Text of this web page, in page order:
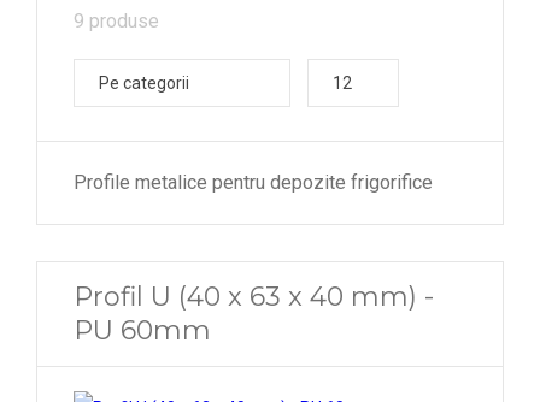
9 produse
Pe categorii 12
Profile metalice pentru depozite frigorifice
Profil U (40 x 63 x 40 mm) -
PU 60mm